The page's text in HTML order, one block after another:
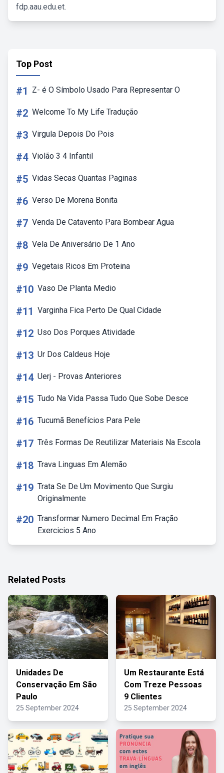
fdp.aau.edu.et.
Top Post
#1 Z- é O Símbolo Usado Para Representar O
#2 Welcome To My Life Tradução
#3 Virgula Depois Do Pois
#4 Violão 3 4 Infantil
#5 Vidas Secas Quantas Paginas
#6 Verso De Morena Bonita
#7 Venda De Catavento Para Bombear Agua
#8 Vela De Aniversário De 1 Ano
#9 Vegetais Ricos Em Proteina
#10 Vaso De Planta Medio
#11 Varginha Fica Perto De Qual Cidade
#12 Uso Dos Porques Atividade
#13 Ur Dos Caldeus Hoje
#14 Uerj - Provas Anteriores
#15 Tudo Na Vida Passa Tudo Que Sobe Desce
#16 Tucumã Benefícios Para Pele
#17 Três Formas De Reutilizar Materiais Na Escola
#18 Trava Linguas Em Alemão
#19 Trata Se De Um Movimento Que Surgiu
Originalmente
#20 Transformar Numero Decimal Em Fração
Exercicios 5 Ano
Related Posts
Unidades De
Conservação Em São
Paulo
25 September 2024
Um Restaurante Está
Com Treze Pessoas
9 Clientes
25 September 2024